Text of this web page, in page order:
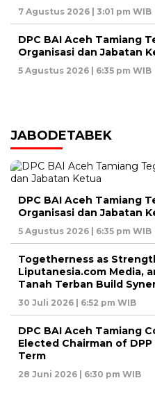
7 Agustus 2026 | 3:01 pm WIB
DPC BAI Aceh Tamiang
Organisasi dan Jabatan
5 Agustus 2026 | 6:35 pm WIB
JABODETABEK
DPC BAI Aceh Tamiang
Organisasi dan Jabatan
5 Agustus 2026 | 6:35 pm WIB
Togetherness as
Liputanesia.com Media,
Tanah Terban Build
30 Juli 2026 | 6:52 pm WIB
DPC BAI Aceh Tamiang
Elected Chairman of
Term
28 Juni 2026 | 6:30 pm WIB